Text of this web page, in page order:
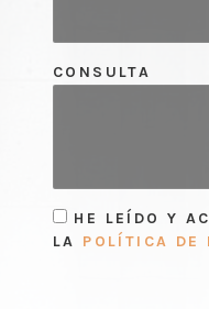
CONSULTA
HE LEÍDO Y
LA POLÍTICA DE